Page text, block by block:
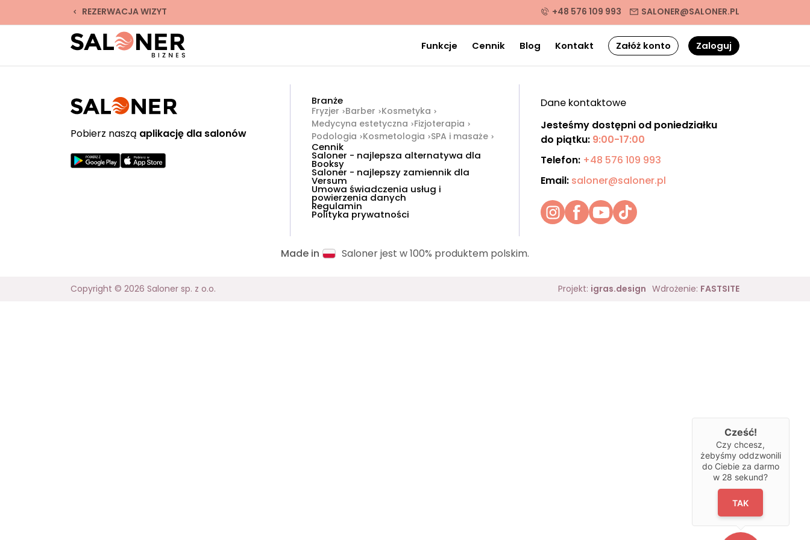
REZERWACJA WIZYT +48 576 109 993 SALONER@SALONER.PL
Funkcje Cennik Blog Kontakt Załóż konto Zaloguj
Pobierz naszą aplikację dla salonów
Branże
Fryzjer Barber Kosmetyka
Medycyna estetyczna Fizjoterapia
Podologia Kosmetologia SPA i masaże
Cennik
Saloner - najlepsza alternatywa dla
Booksy
Saloner - najlepszy zamiennik dla
Versum
Umowa świadczenia usług i
powierzenia danych
Regulamin
Polityka prywatności
Dane kontaktowe
Jesteśmy dostępni od poniedziałku
do piątku: 9:00-17:00
Telefon: +48 576 109 993
Email: saloner@saloner.pl
Made in Saloner jest w 100% produktem polskim.
Copyright © 2026 Saloner sp. z o.o. Projekt: igras.design Wdrożenie: FASTSITE
Cześć!
Czy chcesz,
żebyśmy oddzwonili
do Ciebie za darmo
w 28 sekund?
TAK